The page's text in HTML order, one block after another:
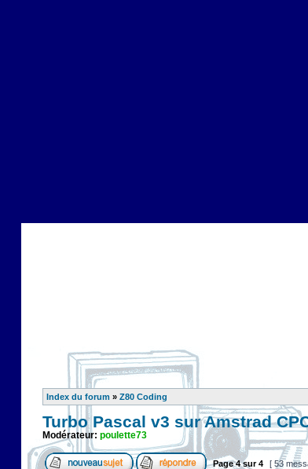
Index du forum » Z80 Coding
Turbo Pascal v3 sur Amstrad
Modérateur: poulette73
Page4sur4 [ 53